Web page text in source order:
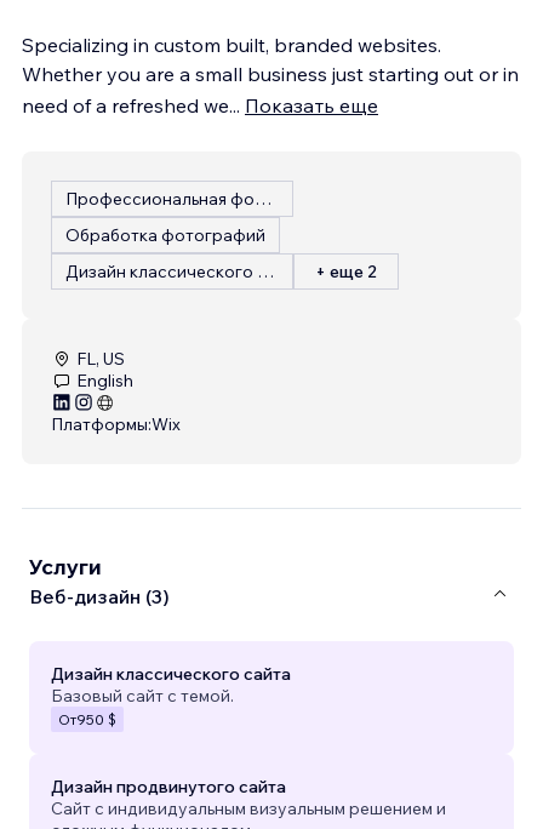
Specializing in custom built, branded websites.
Whether you are a small business just starting out or in
need of a refreshed we... Показать еще
Профессиональная фотография
Обработка фотографий
Дизайн классического сайта
+ еще 2
FL, US
English
Платформы:Wix
Услуги
Веб-дизайн (3)
Дизайн классического сайта
Базовый сайт с темой.
От950 $
Дизайн продвинутого сайта
Сайт с индивидуальным визуальным решением и